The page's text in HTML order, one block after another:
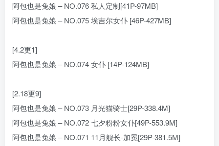
阿包也是兔娘 – NO.076 私人定制[41P-97MB]
阿包也是兔娘 – NO.075 埃吉尔女仆 [46P-427MB]
[4.2更1]
阿包也是兔娘 – NO.074 女仆 [14P-124MB]
[2.18更9]
阿包也是兔娘 – NO.073 月光猫骑士[29P-338.4M]
阿包也是兔娘 – NO.072 七夕粉粉女仆[49P-553.9M]
阿包也是兔娘 – NO.071 11月舰长-加冕[29P-381.5M]